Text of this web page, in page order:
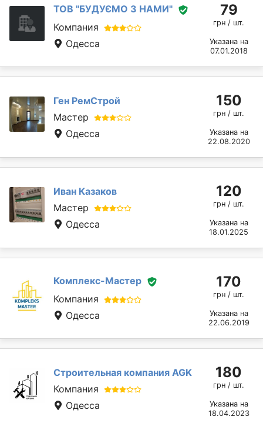
ТОВ "БУДУЄМО З НАМИ"
Компания
Одесса
79
грн / шт.
Указана на
07.01.2018
Ген РемСтрой
Мастер
Одесса
150
грн / шт.
Указана на
22.08.2020
Иван Казаков
Мастер
Одесса
120
грн / шт.
Указана на
18.01.2025
Комплекс-Мастер
Компания
Одесса
170
грн / шт.
Указана на
22.06.2019
Строительная компания AGK
Компания
Одесса
180
грн / шт.
Указана на
18.04.2023